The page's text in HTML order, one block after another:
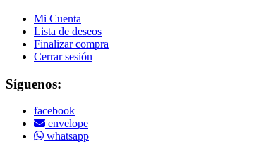
Mi Cuenta
Lista de deseos
Finalizar compra
Cerrar sesión
Síguenos:
facebook
envelope
whatsapp